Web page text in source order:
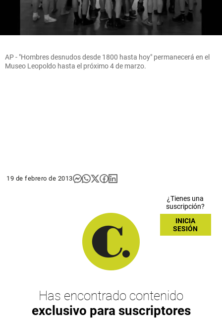
AP - "Hombres desnudos desde 1800 hasta hoy" permanecerá en el
Museo Leopoldo hasta el próximo 4 de marzo.
19 de febrero de 2013
¿Tienes una
suscripción?
INICIA
SESIÓN
Has encontrado contenido
exclusivo para suscriptores